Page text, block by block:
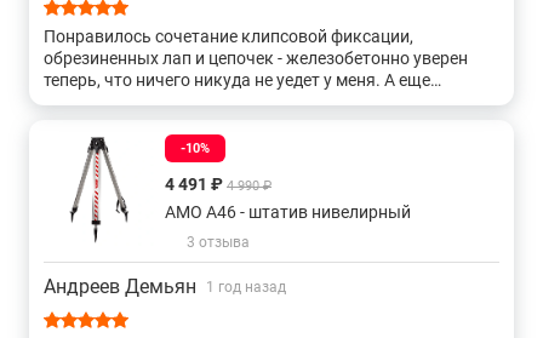
обеспечивают неподвижность изделия при работе в
любых условиях.
Зажимы-клипсы для ножек позволяют быстрее
приводить треноги в рабочее состояние, упрощая
Купить штативы NEDO, а также получить консультацию
специалистов вы можете в нашем магазине, по телефону
или непосредственно на сайте с помощью формы обратной
связи или онлайн-консультанта.
Понравилось сочетание клипсовой фиксации,
обрезиненных лап и цепочек - железобетонно уверен
теперь, что ничего никуда не уедет у меня. А еще
площадки для упорра ногой прочные, как не дави -
подстраивать по чуть-чуть.
-10%
4 491 ₽ 4 990 ₽
AMO A46 - штатив нивелирный
3 отзыва
Андреев Демьян 1 год назад